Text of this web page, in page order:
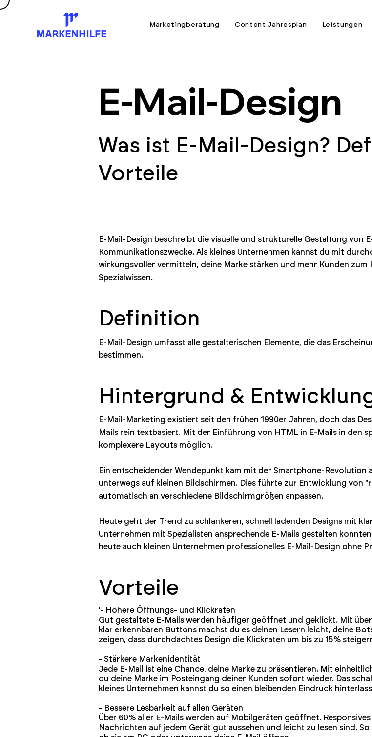
Marketingberatung Content Jahresplan Leistungen
E-Mail-Design
Was ist E-Mail-Design?
Vorteile
E-Mail-Design beschreibt die visuelle und strukturelle Gestaltung von
Kommunikationszwecke. Als kleines Unternehmen kannst du mit
wirkungsvoller vermitteln, deine Marke stärken und mehr Kunden
Spezialwissen.
Definition
E-Mail-Design umfasst alle gestalterischen Elemente, die das
bestimmen.
Hintergrund &
E-Mail-Marketing existiert seit den frühen 1990er Jahren, doch das
Mails rein textbasiert. Mit der Einführung von HTML in E-Mails in den
komplexere Layouts möglich.
Ein entscheidender Wendepunkt kam mit der Smartphone-Revolution
unterwegs auf kleinen Bildschirmen. Dies führte zur Entwicklung von
automatisch an verschiedene Bildschirmgrößen anpassen.
Heute geht der Trend zu schlankeren, schnell ladenden Designs mit
Unternehmen mit Spezialisten ansprechende E-Mails gestalten
heute auch kleinen Unternehmen professionelles E-Mail-Design ohne
Vorteile
'- Höhere Öffnungs- und Klickraten
Gut gestaltete E-Mails werden häufiger geöffnet und geklickt. Mit
klar erkennbaren Buttons machst du es deinen Lesern leicht, deine
zeigen, dass durchdachtes Design die Klickraten um bis zu 15%
- Stärkere Markenidentität
Jede E-Mail ist eine Chance, deine Marke zu präsentieren. Mit
du deine Marke im Posteingang deiner Kunden sofort wieder. Das
kleines Unternehmen kannst du so einen bleibenden Eindruck
- Bessere Lesbarkeit auf allen Geräten
Über 60% aller E-Mails werden auf Mobilgeräten geöffnet.
Nachrichten auf jedem Gerät gut aussehen und leicht zu lesen sind.